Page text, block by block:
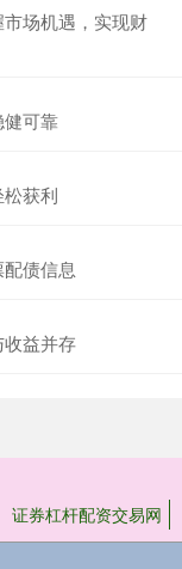
场机遇，实现财
可靠
获利
债信息
益并存
证券杠杆配资交易网